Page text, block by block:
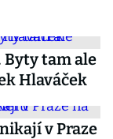
Byty tam ale
Hlaváček
v Praze